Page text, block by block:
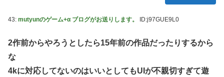
43: mutyunのゲーム+α ブログがお送りします。 ID:j97GUE9L0
2作前からやろうとしたら15年前の作品だったりするから
な
4kに対応してないのはいいとしてもUIが不親切すぎて遊